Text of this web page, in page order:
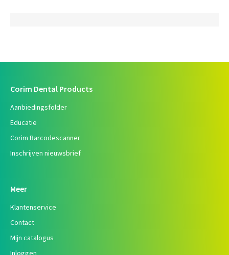
Corim Dental Products
Aanbiedingsfolder
Educatie
Corim Barcodescanner
Inschrijven nieuwsbrief
Meer
Klantenservice
Contact
Mijn catalogus
Inloggen